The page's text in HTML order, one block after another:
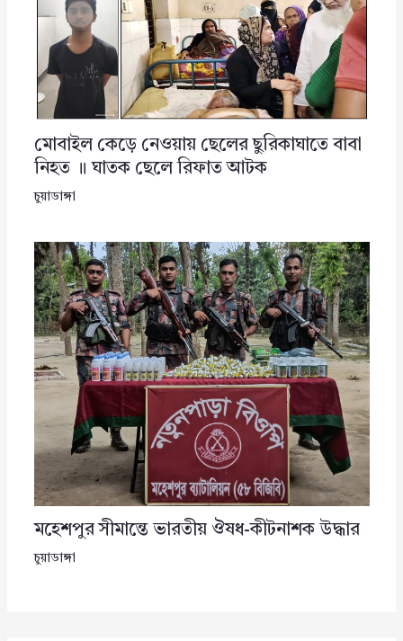
মোবাইল কেড়ে নেওয়ায় ছেলের ছুরিকাঘাতে বাবা
নিহত ॥ ঘাতক ছেলে রিফাত আটক
চুয়াডাঙ্গা
মহেশপুর সীমান্তে ভারতীয় ঔষধ-কীটনাশক উদ্ধার
চুয়াডাঙ্গা